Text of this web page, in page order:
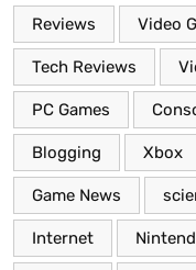
Reviews Video
Tech Reviews
PC Games
Blogging Xbox
Game News
Internet